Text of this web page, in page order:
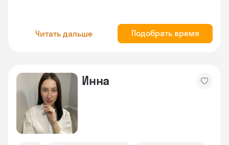
Читать дальше Подобрать время
Инна